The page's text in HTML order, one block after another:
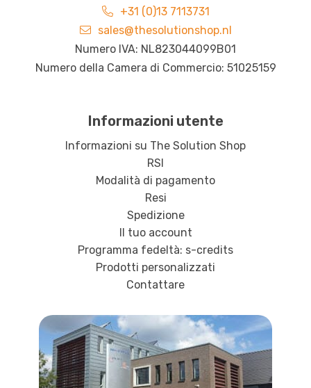
+31 (0)13 7113731
sales@thesolutionshop.nl
Numero IVA: NL823044099B01
Numero della Camera di Commercio: 51025159
Informazioni utente
Informazioni su The Solution Shop
RSI
Modalità di pagamento
Resi
Spedizione
Il tuo account
Programma fedeltà: s-credits
Prodotti personalizzati
Contattare